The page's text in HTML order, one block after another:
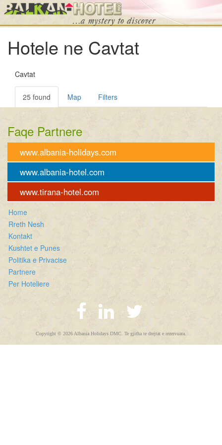
Hotele ne Cavtat
Cavtat
25 found Map Filters
Faqe Partnere
www.albania-holidays.com
www.albania-hotel.com
www.tirana-hotel.com
Home
Rreth Nesh
Kontakt
Kushtet e Punes
Politika e Privacise
Partnere
Per Hoteliere
Copyright © 2026 Albania Holidays DMC. Te gjitha te drejtat e rezervuara.